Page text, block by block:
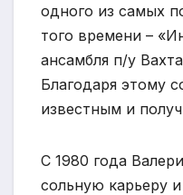
одного из самых
того времени –
ансамбля п/у
Благодаря этому
известным и
С 1980 года
сольную карьеру